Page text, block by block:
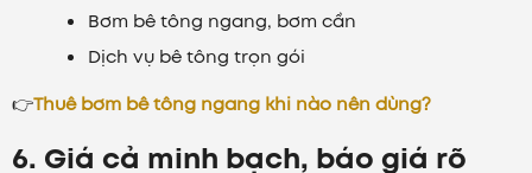
Bơm bê tông ngang, bơm cần
Dịch vụ bê tông trọn gói
👉Thuê bơm bê tông ngang khi nào nên dùng?
6. Giá cả minh bạch, báo giá rõ